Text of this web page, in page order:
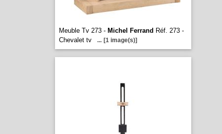
Meuble Tv 273 - Michel Ferrand Réf. 273 -
Chevalet tv
... [1 image(s)]